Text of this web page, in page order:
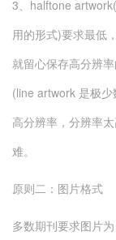
3、halftone
用的形式)要求最低
就留心保存高分辨
(line artwork 是极
高分辨率，分辨率
难。
原则二：图片格式
多数期刊要求图片